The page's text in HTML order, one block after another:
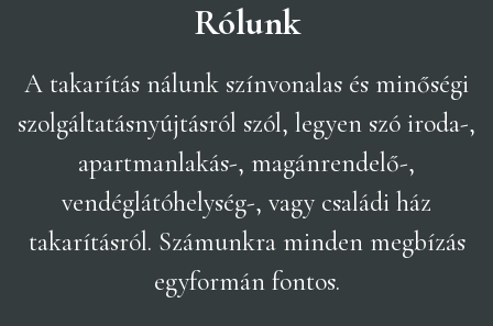
Rólunk
A takarítás nálunk színvonalas és minőségi
szolgáltatásnyújtásról szól, legyen szó iroda-,
apartmanlakás-, magánrendelő-,
vendéglátóhelység-, vagy családi ház
takarításról. Számunkra minden megbízás
egyformán fontos.